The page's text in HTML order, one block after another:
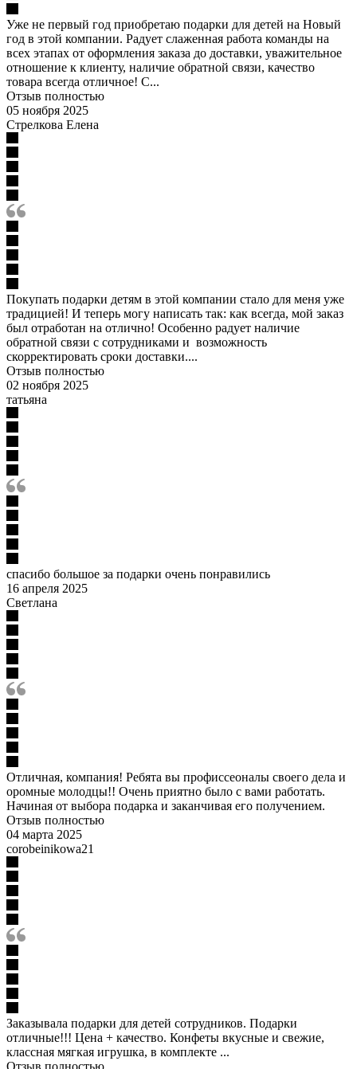
Уже не первый год приобретаю подарки для детей на Новый
год в этой компании. Радует слаженная работа команды на
всех этапах от оформления заказа до доставки, уважительное
отношение к клиенту, наличие обратной связи, качество
товара всегда отличное! С...
Отзыв полностью
05 ноября 2025
Стрелкова Елена
Покупать подарки детям в этой компании стало для меня уже
традицией! И теперь могу написать так: как всегда, мой заказ
был отработан на отлично! Особенно радует наличие
обратной связи с сотрудниками и возможность
скорректировать сроки доставки....
Отзыв полностью
02 ноября 2025
татьяна
спасибо большое за подарки очень понравились
16 апреля 2025
Светлана
Отличная, компания! Ребята вы профиссеоналы своего дела и
оромные молодцы!! Очень приятно было с вами работать.
Начиная от выбора подарка и заканчивая его получением.
Отзыв полностью
04 марта 2025
corobeinikowa21
Заказывала подарки для детей сотрудников. Подарки
отличные!!! Цена + качество. Конфеты вкусные и свежие,
классная мягкая игрушка, в комплекте ...
Отзыв полностью